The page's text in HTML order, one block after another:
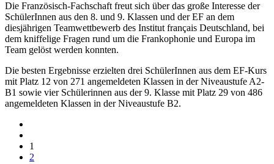
Die Französisch-Fachschaft freut sich über das große Interesse der
SchülerInnen aus den 8. und 9. Klassen und der EF an dem
diesjährigen Teamwettbewerb des Institut français Deutschland, bei
dem kniffelige Fragen rund um die Frankophonie und Europa im
Team gelöst werden konnten.
Die besten Ergebnisse erzielten drei SchülerInnen aus dem EF-Kurs
mit Platz 12 von 271 angemeldeten Klassen in der Niveaustufe A2-
B1 sowie vier Schülerinnen aus der 9. Klasse mit Platz 29 von 486
angemeldeten Klassen in der Niveaustufe B2.
1
2